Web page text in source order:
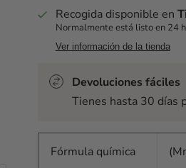
Recogida disponible en
Normalmente está listo en 24
Ver información de la tienda
Devoluciones fáciles
Tienes hasta 30 días
Fórmula química